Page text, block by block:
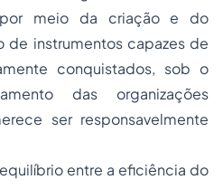
meio da criação e do
de instrumentos capazes de
conquistados, sob o
das organizações
ser responsavelmente
entre a eficiência do